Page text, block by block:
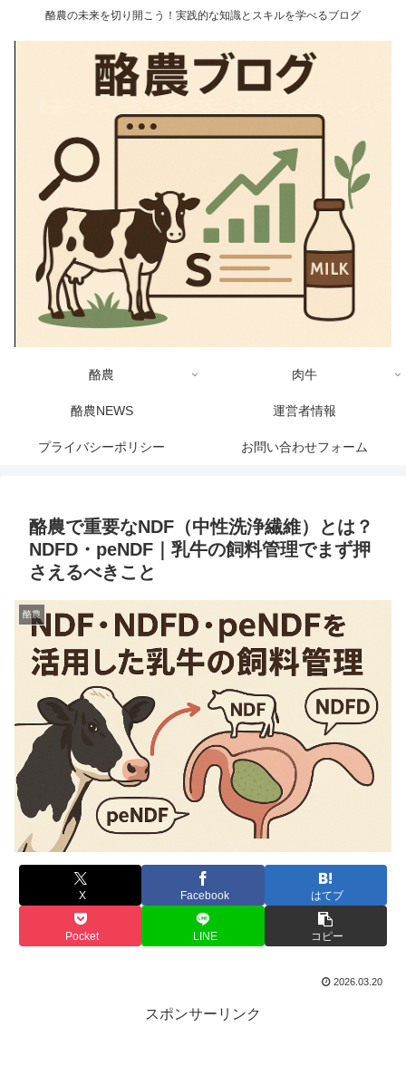
酪農の未来を切り開こう！実践的な知識とスキルを学べるブログ
酪農 肉牛
酪農NEWS 運営者情報
プライバシーポリシー お問い合わせフォーム
酪農で重要なNDF（中性洗浄繊維）とは？
NDFD・peNDF｜乳牛の飼料管理でまず押
さえるべきこと
酪農
X Facebook はてブ
Pocket LINE コピー
2026.03.20
スポンサーリンク